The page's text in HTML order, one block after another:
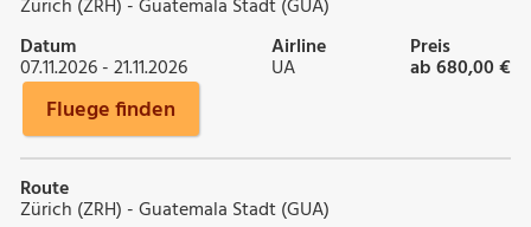
Zürich (ZRH) - Guatemala Stadt (GUA)
Datum
07.11.2026 - 21.11.2026
Airline
UA
Preis
ab 680,00 €
Fluege finden
Route
Zürich (ZRH) - Guatemala Stadt (GUA)